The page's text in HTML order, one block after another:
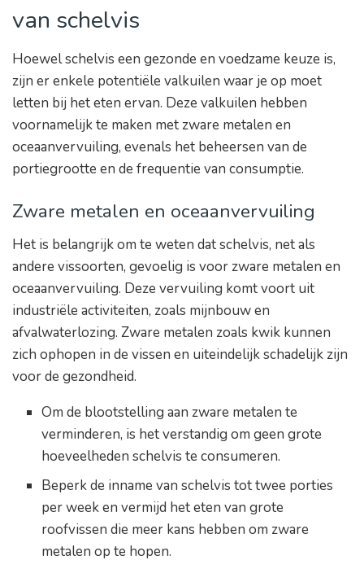
van schelvis
Hoewel schelvis een gezonde en voedzame keuze is,
zijn er enkele potentiële valkuilen waar je op moet
letten bij het eten ervan. Deze valkuilen hebben
voornamelijk te maken met zware metalen en
oceaanvervuiling, evenals het beheersen van de
portiegrootte en de frequentie van consumptie.
Zware metalen en oceaanvervuiling
Het is belangrijk om te weten dat schelvis, net als
andere vissoorten, gevoelig is voor zware metalen en
oceaanvervuiling. Deze vervuiling komt voort uit
industriële activiteiten, zoals mijnbouw en
afvalwaterlozing. Zware metalen zoals kwik kunnen
zich ophopen in de vissen en uiteindelijk schadelijk zijn
voor de gezondheid.
Om de blootstelling aan zware metalen te
verminderen, is het verstandig om geen grote
hoeveelheden schelvis te consumeren.
Beperk de inname van schelvis tot twee porties
per week en vermijd het eten van grote
roofvissen die meer kans hebben om zware
metalen op te hopen.